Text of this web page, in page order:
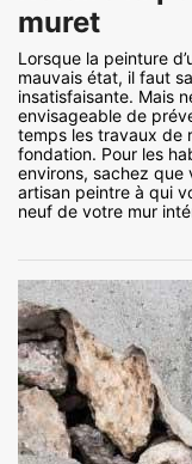
muret
Lorsque la peinture
mauvais état, il faut
insatisfaisante. Mais
envisageable de
temps les travaux de
fondation. Pour les
environs, sachez que
artisan peintre à qui
neuf de votre mur